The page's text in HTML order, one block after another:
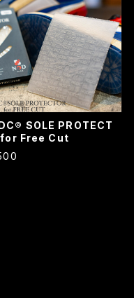
SOLE PROTECT
for Free Cut